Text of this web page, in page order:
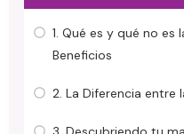
1. Qué es y qué no es
Beneficios
2. La Diferencia